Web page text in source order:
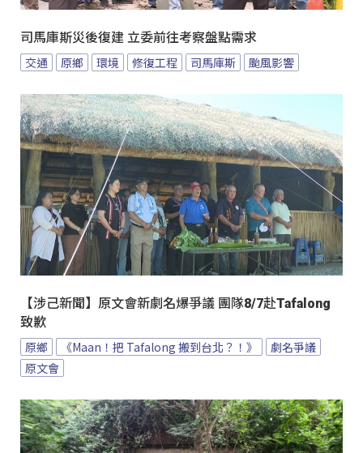
司馬庫斯災後復建 立委前往考察盤點需求
交通 原鄉 環境 修復工程 司馬庫斯 颱風影響
【涉己新聞】原文會新劇名爆爭議 團隊8/7赴Tafalong
致歉
原鄉 《Maan！把 Tafalong 搬到台北？！》
劇名爭議
原文會